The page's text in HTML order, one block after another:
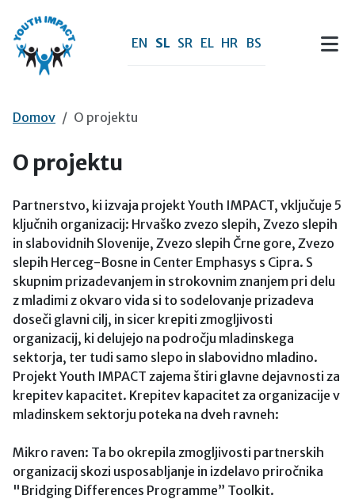
EN SL SR EL HR BS
Domov O projektu
O projektu
Partnerstvo, ki izvaja projekt Youth IMPACT, vključuje 5
ključnih organizacij: Hrvaško zvezo slepih, Zvezo slepih
in slabovidnih Slovenije, Zvezo slepih Črne gore, Zvezo
slepih Herceg-Bosne in Center Emphasys s Cipra. S
skupnim prizadevanjem in strokovnim znanjem pri delu
z mladimi z okvaro vida si to sodelovanje prizadeva
doseči glavni cilj, in sicer krepiti zmogljivosti
organizacij, ki delujejo na področju mladinskega
sektorja, ter tudi samo slepo in slabovidno mladino.
Projekt Youth IMPACT zajema štiri glavne dejavnosti za
krepitev kapacitet. Krepitev kapacitet za organizacije v
mladinskem sektorju poteka na dveh ravneh:
Mikro raven: Ta bo okrepila zmogljivosti partnerskih
organizacij skozi usposabljanje in izdelavo priročnika
"Bridging Differences Programme” Toolkit.